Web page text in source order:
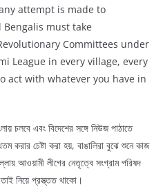
attempt is made to
must take
Committees under
League in every village, every
act with whatever you have in
চলবে এবং বিদেশের সঙ্গে নিউজ পাঠাতে
করার চেষ্টা করা হয়, বাঙালিরা বুঝে শুনে কাজ
আওয়ামী লীগের নেতৃত্বে সংগ্রাম পরিষদ
নিয়ে প্রস্ত্তত থাকো।